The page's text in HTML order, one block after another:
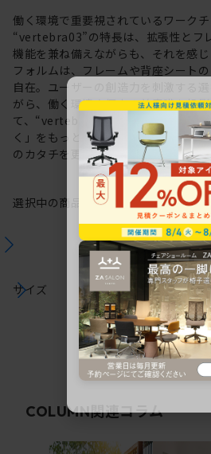
働く環境で重要視されているワーク
“vertebra03”の特長は、拡張性とフ
機能を兼ね備えながらも、それを感
フォルムは、フレームや背座シート
自在。ユーザーの創造力を刺激する
がら、働く環境や個人の美意識を投
て、“vertebra03”をアップデートし
く」をもっと自由に。これからも私
のカタチを更新していきます。
選択中の商品情報保証 注意事項
サイズ
COLUMN関連コラム